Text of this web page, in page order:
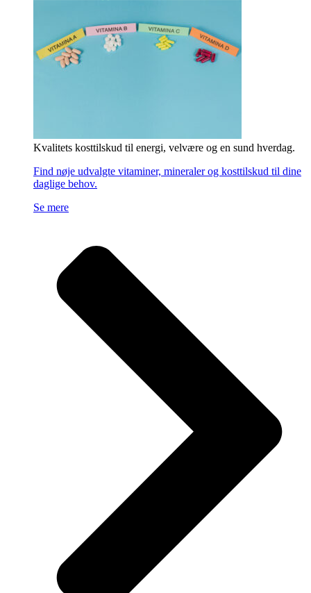
Kvalitets kosttilskud til energi, velvære og en sund hverdag.
Find nøje udvalgte vitaminer, mineraler og kosttilskud til dine
daglige behov.
Se mere